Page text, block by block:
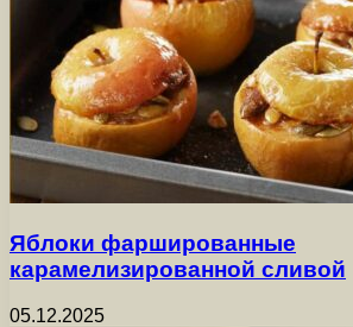
Яблоки фаршированные
карамелизированной сливой
05.12.2025